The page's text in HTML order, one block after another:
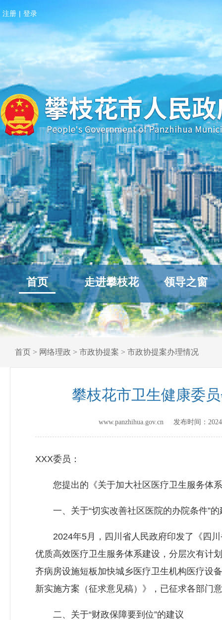
注册 | 登录
首页 走进攀枝花 领导之窗
首页 > 网络理政 > 市政协提案 > 市政协提案办理情况
攀枝花市卫生健康委
www.panzhihua.gov.cn 发布时间：
XXX委员：
您提出的《关于加大社区医疗卫生服务体系
一、关于“切实改善社区医院的办院条件”的
2024年5月，四川省人民政府印发了《四川
优质高效医疗卫生服务体系建设，分层次有计
齐病房设施短板加快城乡医疗卫生机构医疗设
新实施方案（征求意见稿）》，已征求各部门
二、关于“财政保障要到位”的建议